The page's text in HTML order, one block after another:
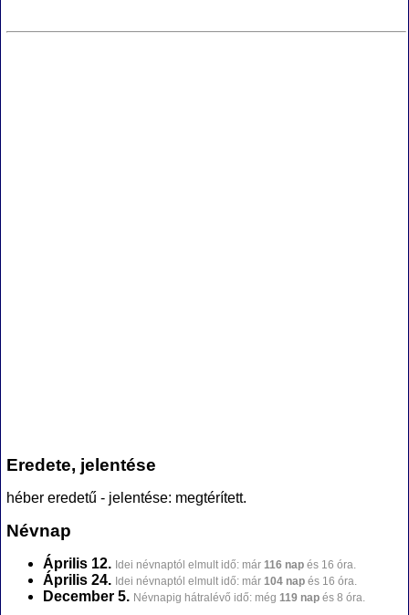
Eredete, jelentése
héber eredetű - jelentése: megtérített.
Névnap
Április 12. Idei névnaptól elmult idő: már 116 nap és 16 óra.
Április 24. Idei névnaptól elmult idő: már 104 nap és 16 óra.
December 5. Névnapig hátralévő idő: még 119 nap és 8 óra.